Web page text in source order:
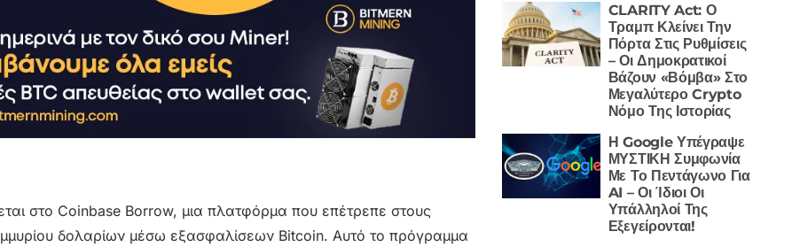
στο Coinbase Borrow, μια πλατφόρμα που επέτρεπε στους
δολαρίων μέσω εξασφαλίσεων Bitcoin. Αυτό το πρόγραμμα
CLARITY Act: Ο
Τραμπ Κλείνει Την
Πόρτα Στις Ρυθμίσεις
– Οι Δημοκρατικοί
Βάζουν «Βόμβα» Στο
Μεγαλύτερο Crypto
Νόμο Της Ιστορίας
Η Google Υπέγραψε
ΜΥΣΤΙΚΗ Συμφωνία
Με Το Πεντάγωνο Για
AI – Οι Ίδιοι Οι
Υπάλληλοί Της
Εξεγείρονται!